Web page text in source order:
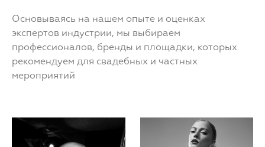
Основываясь на нашем опыте и оценках
экспертов индустрии, мы выбираем
профессионалов, бренды и площадки, которых
рекомендуем для свадебных и частных
мероприятий